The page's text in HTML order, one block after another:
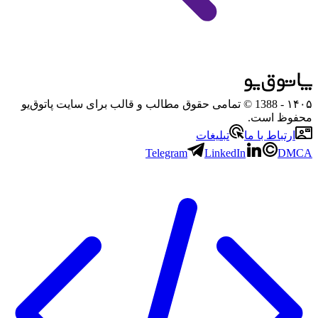
۱۴۰۵
- 1388 © تمامی حقوق مطالب و قالب برای سایت پاتوق‌یو
محفوظ است.
ارتباط با ما
تبلیغات
Telegram
LinkedIn DMCA